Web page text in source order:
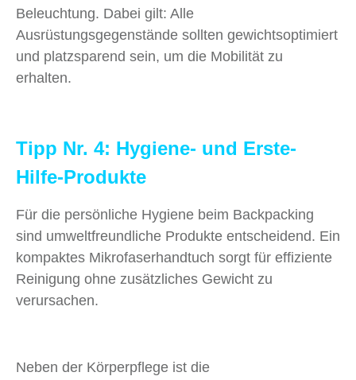
Beleuchtung. Dabei gilt: Alle
Ausrüstungsgegenstände sollten gewichtsoptimiert
und platzsparend sein, um die Mobilität zu
erhalten.
Tipp Nr. 4: Hygiene- und Erste-
Hilfe-Produkte
Für die persönliche Hygiene beim Backpacking
sind umweltfreundliche Produkte entscheidend. Ein
kompaktes Mikrofaserhandtuch sorgt für effiziente
Reinigung ohne zusätzliches Gewicht zu
verursachen.
Neben der Körperpflege ist die